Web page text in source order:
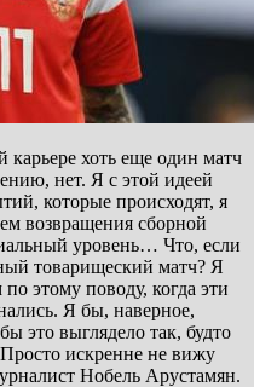
карьере хоть еще один матч
нет. Я с этой идеей
которые происходят, я
возвращения сборной
уровень… Что, если
товарищеский матч? Я
этому поводу, когда эти
Я бы, наверное,
это выглядело так, будто
искренне не вижу
Нобель Арустамян.